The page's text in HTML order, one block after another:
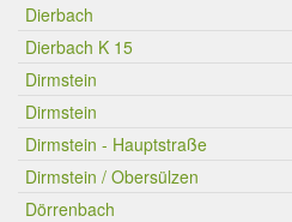
Dierbach
Dierbach K 15
Dirmstein
Dirmstein
Dirmstein - Hauptstraße
Dirmstein / Obersülzen
Dörrenbach